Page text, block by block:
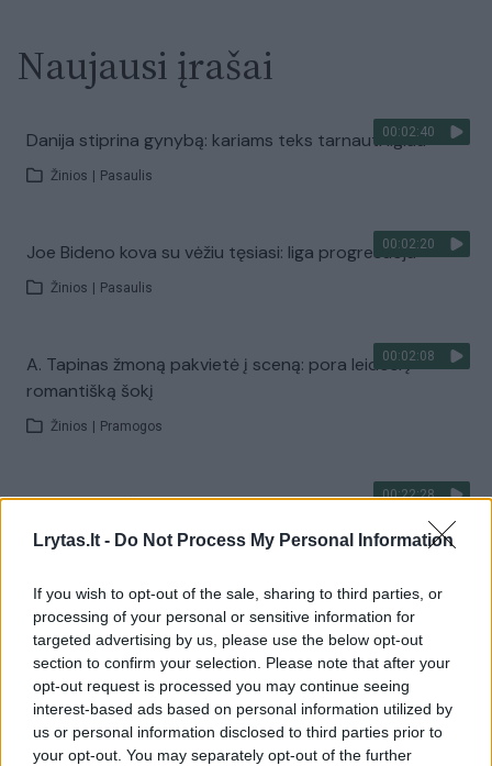
Lrytas.lt - Do Not Process My Personal Information
If you wish to opt-out of the sale, sharing to third parties, or
processing of your personal or sensitive information for
targeted advertising by us, please use the below opt-out
section to confirm your selection. Please note that after your
opt-out request is processed you may continue seeing
interest-based ads based on personal information utilized by
us or personal information disclosed to third parties prior to
your opt-out. You may separately opt-out of the further
Naujausi įrašai
00:02:40
Danija stiprina gynybą: kariams teks tarnauti ilgiau
Žinios Pasaulis
00:02:20
Joe Bideno kova su vėžiu tęsiasi: liga progresuoja
Žinios Pasaulis
00:02:08
A. Tapinas žmoną pakvietė į sceną: pora leidosi į
romantišką šokį
Žinios Pramogos
00:22:28
„Sodas ir daržas“ laidoje – veiksmingas būdas
atsikratyti kurklių
Visi įrašai
Žiūrimiausi įrašai